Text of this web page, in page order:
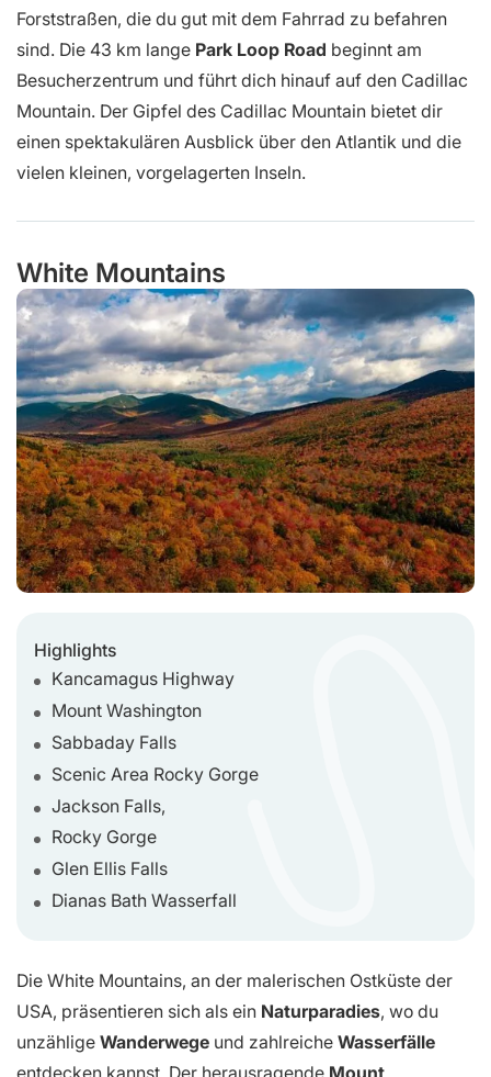
Forststraßen, die du gut mit dem Fahrrad zu befahren
sind. Die 43 km lange Park Loop Road beginnt am
Besucherzentrum und führt dich hinauf auf den Cadillac
Mountain. Der Gipfel des Cadillac Mountain bietet dir
einen spektakulären Ausblick über den Atlantik und die
vielen kleinen, vorgelagerten Inseln.
White Mountains
Highlights
Kancamagus Highway
Mount Washington
Sabbaday Falls
Scenic Area Rocky Gorge
Jackson Falls,
Rocky Gorge
Glen Ellis Falls
Dianas Bath Wasserfall
Die White Mountains, an der malerischen Ostküste der
USA, präsentieren sich als ein Naturparadies, wo du
unzählige Wanderwege und zahlreiche Wasserfälle